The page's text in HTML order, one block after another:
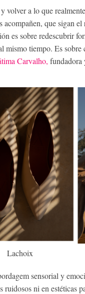
volver a lo que
acompañen, que sigan
es sobre redescubrir
mismo tiempo. Es
Carvalho, fundadora
Lachoix
sensorial y
ni en estéticas